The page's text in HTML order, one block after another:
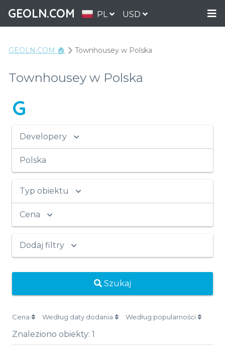
GEOLN.COM PL USD
GEOLN.COM 🏠 Townhousey w Polska
Townhousey w Polska
G
Developery
Polska
Typ obiektu
Cena
Dodaj filtry
Szukaj
Cena Według daty dodania Według popularności
Znaleziono obiekty: 1